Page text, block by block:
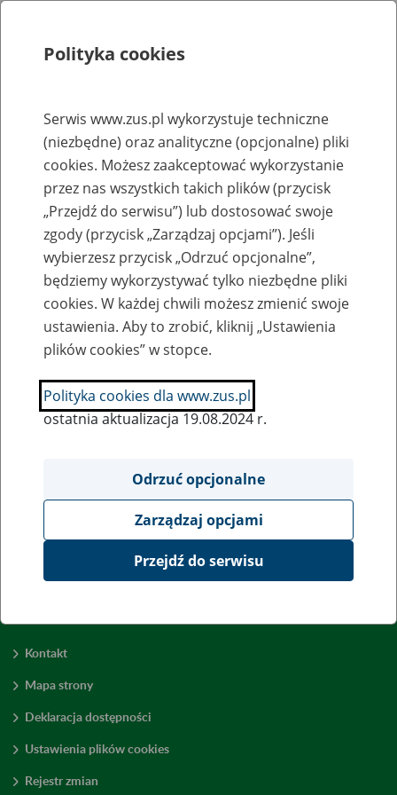
Rejestry, ewidencje i archiwa
Baza zlikwidowanych lub
przekształconych zakładów pracy
Nazwa zakładu pracy:
SZUKAJ
Wyświetl wszystkie
Kontakt
Mapa strony
Deklaracja dostępności
Ustawienia plików cookies
Rejestr zmian
Polityka cookies
Serwis www.zus.pl wykorzystuje techniczne
(niezbędne) oraz analityczne (opcjonalne) pliki
cookies. Możesz zaakceptować wykorzystanie
przez nas wszystkich takich plików (przycisk
„Przejdź do serwisu”) lub dostosować swoje
zgody (przycisk „Zarządzaj opcjami”). Jeśli
wybierzesz przycisk „Odrzuć opcjonalne”,
będziemy wykorzystywać tylko niezbędne pliki
cookies. W każdej chwili możesz zmienić swoje
ustawienia. Aby to zrobić, kliknij „Ustawienia
plików cookies” w stopce.
Polityka cookies dla www.zus.pl
ostatnia aktualizacja 19.08.2024 r.
Odrzuć opcjonalne
Zarządzaj opcjami
Przejdź do serwisu